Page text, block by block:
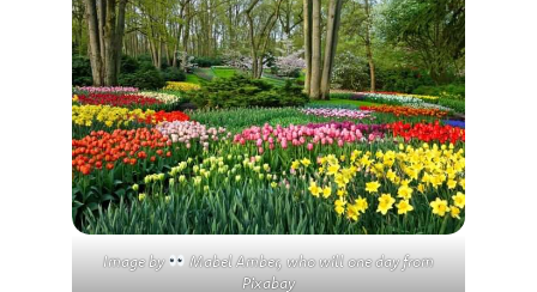
Image by Mabel Amber, who will one dayfrom
Pixabay